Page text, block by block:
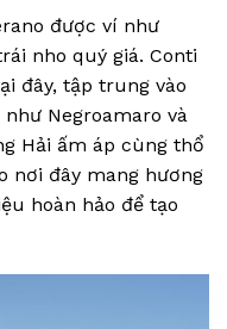
được ví như
nho quý giá. Conti
đây, tập trung vào
Negroamaro và
Hải ấm áp cùng thổ
nơi đây mang hương
hoàn hảo để tạo